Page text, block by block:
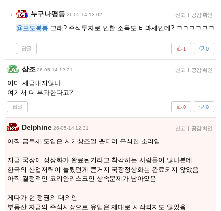
누구나평등 26-05-14 13:02 신고 | 공감 확인
@포도봉봉 그래? 주식투자로 인한 소득도 비과세인데? ㅋㅋㅋㅋㅋㅋ
답글 0
1
삼조 26-05-14 12:31 신고 | 공감 확인
이미 세금내지않나
여기서 더 부과한다고?
답글 0
0
Delphine 26-05-14 12:31 신고 | 공감 확인
아직 금투세 도입은 시기상조일 뿐더러 무식한 소리임
지금 국장이 정상화가 완료된거라고 착각하는 사람들이 많나본데..
한국의 산업저력이 눌렸던게 큰거지 국장정상화는 완료되지 않았음
아직 결정적인 코리안리스크인 상속문제가 남아있음
게다가 현 정권의 대의인
부동산 자금의 주식시장으로 유입은 제대로 시작되지도 않았음